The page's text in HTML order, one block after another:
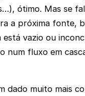
ótimo. Mas se
a próxima fonte,
está vazio ou
num fluxo em
dado muito mais